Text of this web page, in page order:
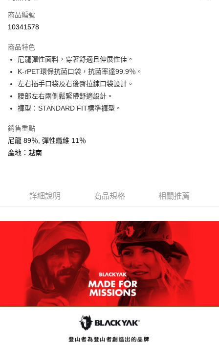
Apple Pay
悠遊付
Google Pay
全盈+PAY
AFTEE先享後付
【關於「AFTEE先享後付」】
AFTEE先享後付是「在收到商品之後才付款」的支付方式。 讓您購物簡單
１．簡單：不需註冊會員、不需綁卡、不需儲值。
【「AFTEE先享後付」結帳流程】
１．於結帳方式選擇「AFTEE先享後付」後，將跳轉至「AFTEE先享後付」
３．收到繳費通知簡訊後14天內，點擊此簡訊中的連結，可透過四大超商／
ATM／網路銀行／等多元方式進行付款，方視為交易完成。
※ 請注意：結帳手續完成當下不需立刻繳費，但若您需要取消訂單，請聯絡
購買商品的店家。未經商家同意取消之訂單仍視為有效，需透過AFTEE先享
後付繳納相關費用。
※ 交易是否成功請以「AFTEE先享後付 」之結帳頁面顯示為準，若有關於
是否繳費成功／繳費後需取消欲退款等相關疑問，請聯繫「AFTEE先享後付
客戶支援中心」https://netprotections.freshdesk.com/support/home
【注意事項】
１．透過由恩沛科技股份有限公司提供之「AFTEE先享後付」服務完成之交
易，需依本服務之必要範圍內提供個人資料，並將交易相關給付款項請求債
權轉讓予恩沛科技股份有限公司。
２．關於個人資料處理事宜，請瀏覽以下網址：
ATM付款
每筆NT$60，滿NT$599(含以上)免運費
萊爾富取貨付款
每筆NT$60，滿NT$799(含以上)免運費
付款後萊爾富取貨
每筆NT$60，滿NT$799(含以上)免運費
7-11取貨付款
每筆NT$60，滿NT$799(含以上)免運費
商品編號
10341578
商品特色
尼龍彈性面料，穿著舒適且伸展性佳。
K-rPET環保抗菌口袋，抗菌率達99.9％。
左右插手口袋及右後臀拉鍊口袋設計。
腰部左右兩側鬆緊帶舒適設計。
褲型：STANDARD FIT標準褲型。
銷售重點
尼龍 89％, 彈性纖維 11％
產地：越南
詳細說明 商品規格 相關推薦